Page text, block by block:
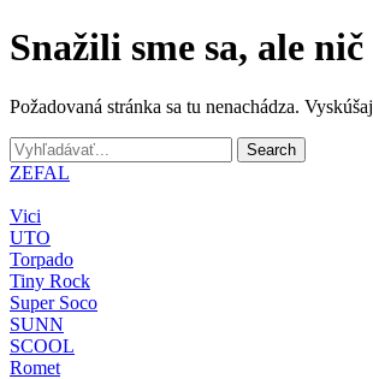
Snažili sme sa, ale
Požadovaná stránka sa tu nenachádza.
Search
ZEFAL
Vici
UTO
Torpado
Tiny Rock
Super Soco
SUNN
SCOOL
Romet